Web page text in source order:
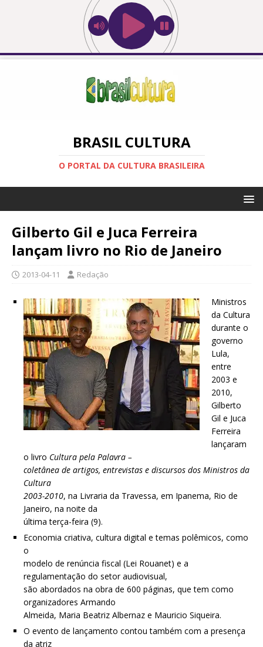
BRASIL CULTURA
O PORTAL DA CULTURA BRASILEIRA
Gilberto Gil e Juca Ferreira
lançam livro no Rio de Janeiro
2013-04-11 Redação
Ministros
da Cultura
durante o
governo
Lula,
entre
2003 e
2010,
Gilberto
Gil e Juca
Ferreira
lançaram
o livro Cultura pela Palavra –
coletânea de artigos, entrevistas e discursos dos Ministros da
Cultura
2003-2010, na Livraria da Travessa, em Ipanema, Rio de
Janeiro, na noite da
última terça-feira (9).
Economia criativa, cultura digital e temas polêmicos, como
o
modelo de renúncia fiscal (Lei Rouanet) e a
regulamentação do setor audiovisual,
são abordados na obra de 600 páginas, que tem como
organizadores Armando
Almeida, Maria Beatriz Albernaz e Mauricio Siqueira.
O evento de lançamento contou também com a presença
da atriz